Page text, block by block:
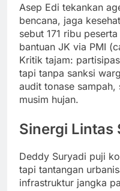
Asep Edi tekankan
bencana, jaga
sebut 171 ribu
bantuan JK via PMI
Kritik tajam:
tapi tanpa sanksi
audit tonase
musim hujan.
Sinergi Lintas
Deddy Suryadi puji
tapi tantangan
infrastruktur jangka